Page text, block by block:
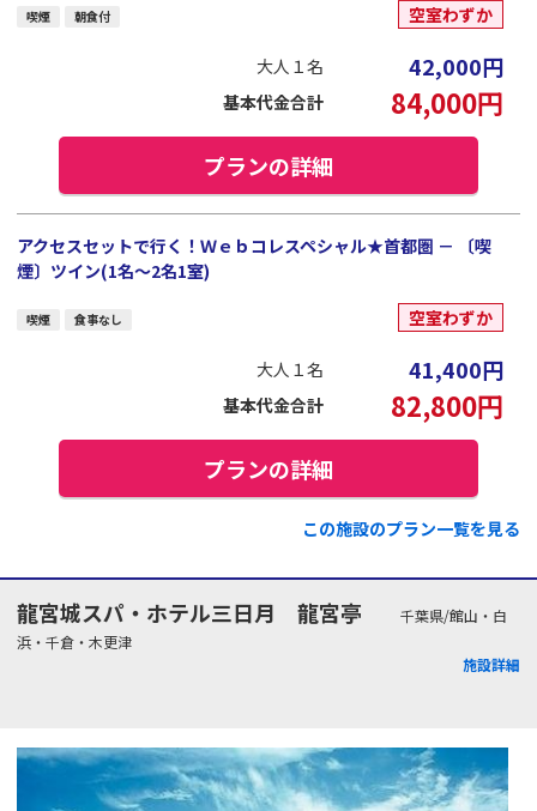
喫煙 朝食付 空室わずか
大人１名 42,000円
基本代金合計 84,000円
プランの詳細
アクセスセットで行く！Ｗｅｂコレスペシャル★首都圏 － 〔喫
煙〕ツイン(1名～2名1室)
喫煙 食事なし 空室わずか
大人１名 41,400円
基本代金合計 82,800円
プランの詳細
この施設のプラン一覧を見る
龍宮城スパ・ホテル三日月 龍宮亭
千葉県/館山・白
浜・千倉・木更津
施設詳細